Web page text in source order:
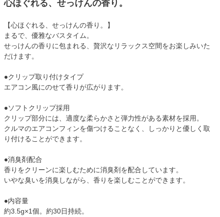
心ほぐれる、せっけんの香り。
【心ほぐれる、せっけんの香り。】
まるで、優雅なバスタイム。
せっけんの香りに包まれる、贅沢なリラックス空間をお楽しみいた
だけます。
●クリップ取り付けタイプ
エアコン風にのせて香りが広がります。
●ソフトクリップ採用
クリップ部分には、適度な柔らかさと弾力性がある素材を採用。
クルマのエアコンフィンを傷つけることなく、しっかりと優しく取
り付けることができます。
●消臭剤配合
香りをクリーンに楽しむために消臭剤を配合しています。
いやな臭いを消臭しながら、香りを楽しむことができます。
●内容量
約3.5g×1個。約30日持続。